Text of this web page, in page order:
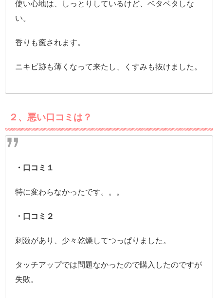
使い心地は、しっとりしているけど、ベタベタしな
い。
香りも癒されます。
ニキビ跡も薄くなって来たし、くすみも抜けました。
２、悪い口コミは？
・口コミ１
特に変わらなかったです。。。
・口コミ２
刺激があり、少々乾燥してつっぱりました。
タッチアップでは問題なかったので購入したのですが
失敗。